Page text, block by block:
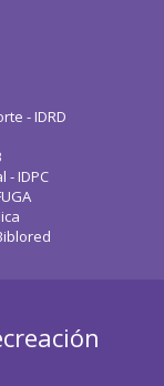
- IDRD
- IDPC